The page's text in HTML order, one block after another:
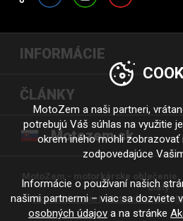
INFORMÁCIE
ČLÁNKY
Motozem.sk
MotoZem - motorkárske oblečenie,
diely
Moto oblečenie | Moto oblečení
MotoZem a naši partneri,
potrebujú Váš súhlas na využitie
okrem iného mohli zobrazovať
zodpovedajúce
Informácie o používaní našich
našimi partnermi – viac sa dozviete
osobných údajov a na stránke